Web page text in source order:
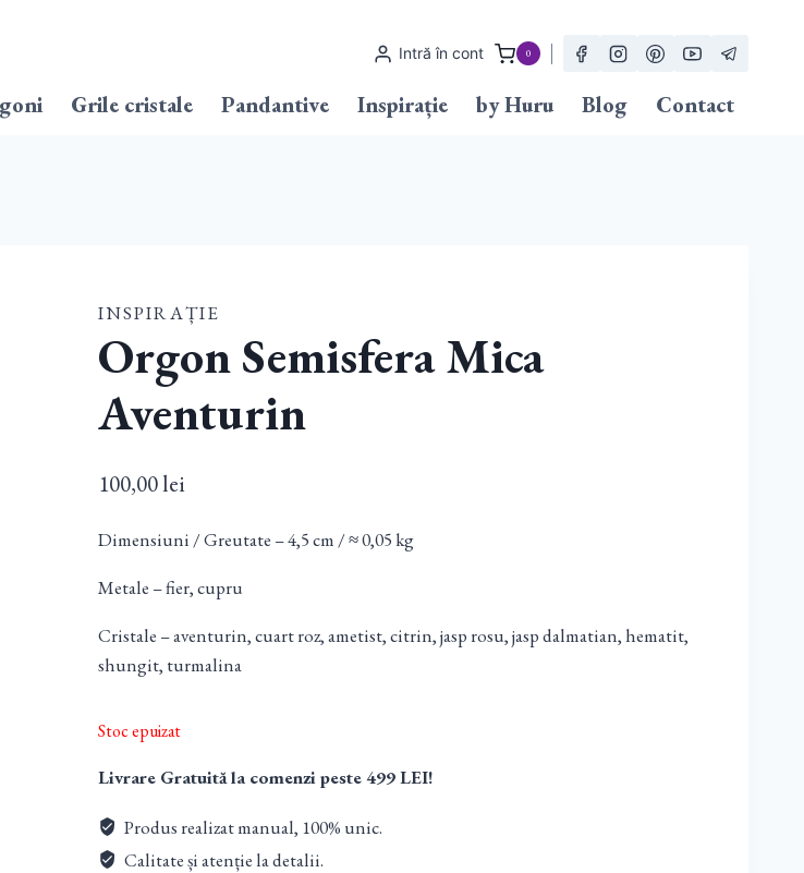
Intră în cont 0
Grile cristale Pandantive Inspirație by Huru Blog Contact
INSPIRAȚIE
Orgon Semisfera Mica
Aventurin
100,00lei
Dimensiuni / Greutate – 4,5 cm / ≈ 0,05 kg
Metale – fier, cupru
Cristale – aventurin, cuart roz, ametist, citrin, jasp rosu, jasp dalmatian, hematit,
shungit, turmalina
Stoc epuizat
Livrare Gratuită la comenzi peste 499 LEI!
Produs realizat manual, 100% unic.
Calitate și atenție la detalii.